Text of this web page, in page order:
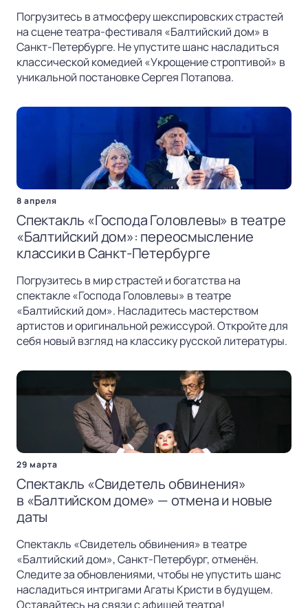
Погрузитесь в атмосферу шекспировских страстей
на сцене театра-фестиваля «Балтийский дом» в
Санкт-Петербурге. Не упустите шанс насладиться
классической комедией «Укрощение строптивой» в
уникальной постановке Сергея Потапова.
8 апреля
Спектакль «Господа Головлевы» в театре
«Балтийский дом»: переосмысление
классики в Санкт-Петербурге
Погрузитесь в мир страстей и богатства на
спектакле «Господа Головлевы» в театре
«Балтийский дом». Насладитесь мастерством
артистов и оригинальной режиссурой. Откройте для
себя новый взгляд на классику русской литературы.
29 марта
Спектакль «Свидетель обвинения»
в «Балтийском доме» — отмена и новые
даты
Спектакль «Свидетель обвинения» в театре
«Балтийский дом», Санкт-Петербург, отменён.
Следите за обновлениями, чтобы не упустить шанс
насладиться интригами Агаты Кристи в будущем.
Оставайтесь на связи с афишей театра!